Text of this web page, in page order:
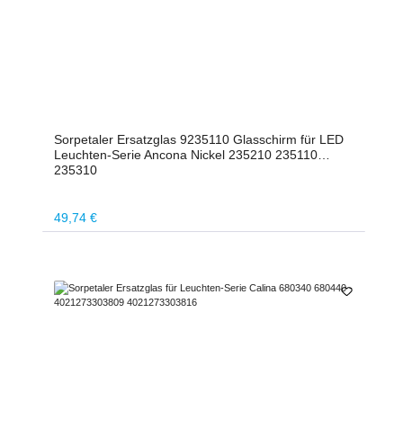
Sorpetaler Ersatzglas 9235110 Glasschirm für LED
Leuchten-Serie Ancona Nickel 235210 235110
235310
Regulärer Preis:
49,74 €